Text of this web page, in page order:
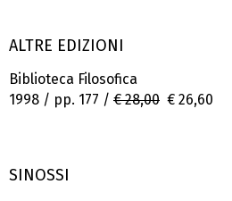
ALTRE EDIZIONI
Biblioteca Filosofica
1998 / pp. 177 / € 28,00 € 26,60
SINOSSI